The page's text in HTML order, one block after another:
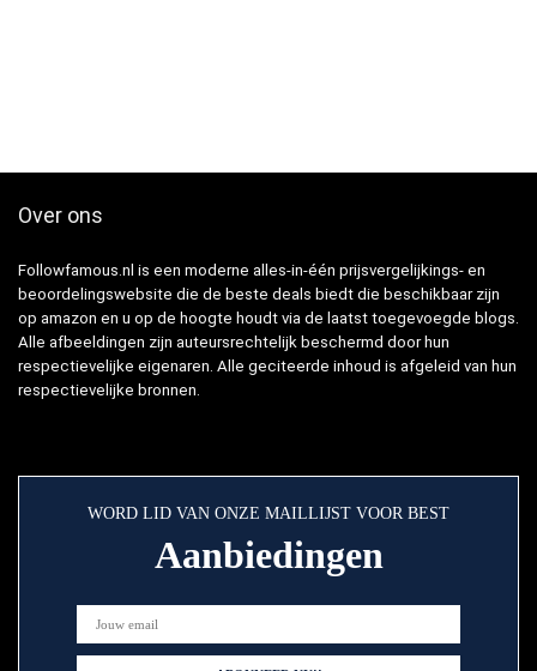
Over ons
Followfamous.nl is een moderne alles-in-één prijsvergelijkings- en
beoordelingswebsite die de beste deals biedt die beschikbaar zijn
op amazon en u op de hoogte houdt via de laatst toegevoegde blogs.
Alle afbeeldingen zijn auteursrechtelijk beschermd door hun
respectievelijke eigenaren. Alle geciteerde inhoud is afgeleid van hun
respectievelijke bronnen.
WORD LID VAN ONZE MAILLIJST VOOR BEST
Aanbiedingen